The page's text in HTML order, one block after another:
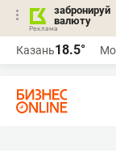
забронируй
валюту
Казань18.5°